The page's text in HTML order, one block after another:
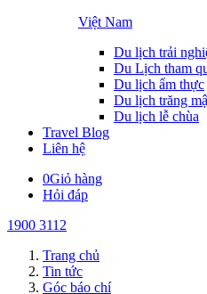
Việt Nam
Du lịch trải
Du Lịch tham
Du lịch ẩm thực
Du lịch trăng
Du lịch lễ chùa
Travel Blog
Liên hệ
0Giỏ hàng
Hỏi đáp
1900 3112
Trang chủ
Tin tức
Góc báo chí